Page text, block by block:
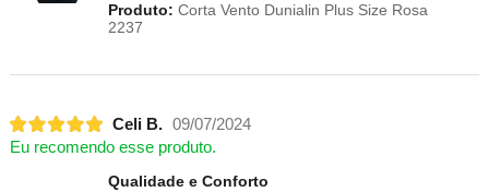
Produto: Corta Vento Dunialin Plus Size Rosa
2237
Celi B. 09/07/2024
Eu recomendo esse produto.
Qualidade e Conforto